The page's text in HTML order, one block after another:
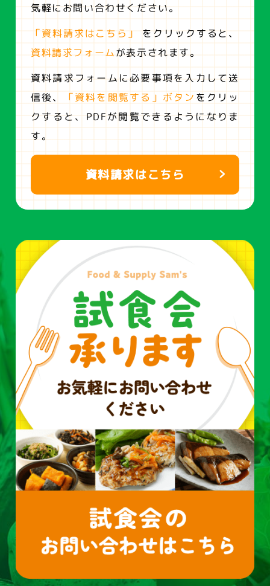
気軽にお問い合わせください。
「資料請求はこちら」
をクリックすると、
資料請求フォームが表示されます。
資料請求フォームに必要事項を入力して送
信後、
「資料を閲覧する」ボタン をクリッ
クすると、 PDFが閲覧できるようになりま
す。
資料請求はこちら